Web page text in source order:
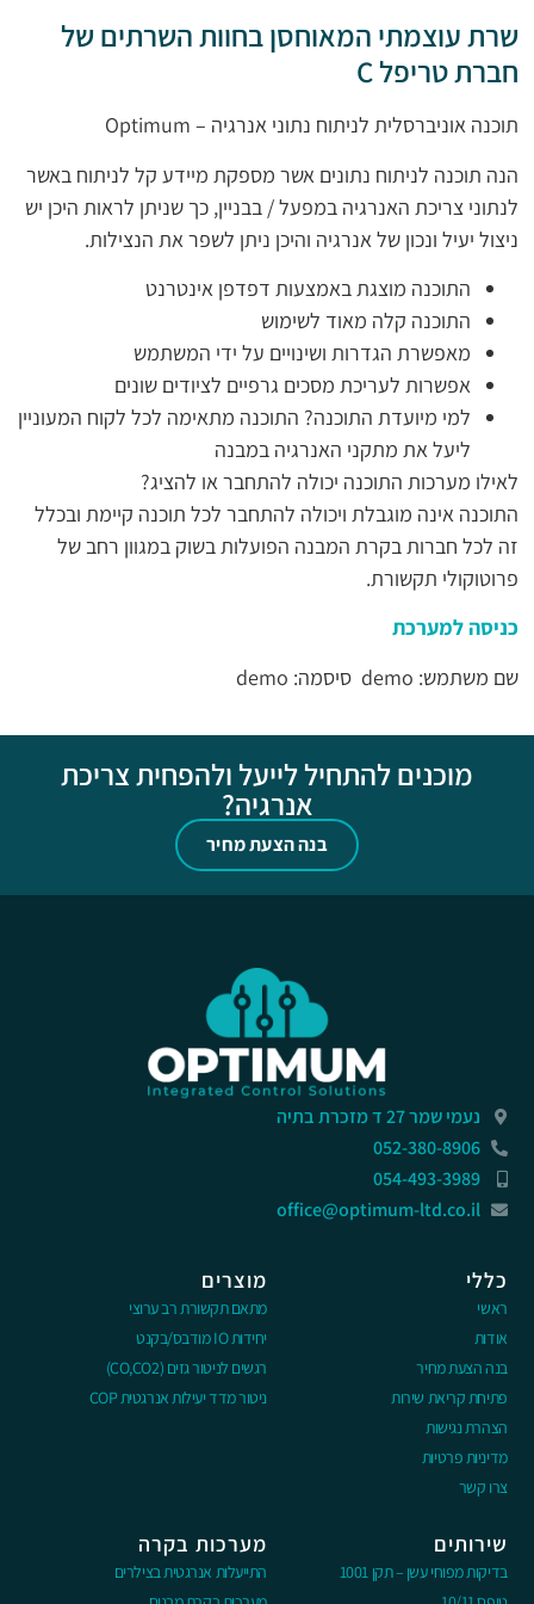
שרת עוצמתי המאוחסן בחוות השרתים של
חברת טריפל C
תוכנה אוניברסלית לניתוח נתוני אנרגיה – Optimum
הנה תוכנה לניתוח נתונים אשר מספקת מיידע קל לניתוח באשר
לנתוני צריכת האנרגיה במפעל / בבניין, כך שניתן לראות היכן יש
ניצול יעיל ונכון של אנרגיה והיכן ניתן לשפר את הנצילות.
התוכנה מוצגת באמצעות דפדפן אינטרנט
התוכנה קלה מאוד לשימוש
מאפשרת הגדרות ושינויים על ידי המשתמש
אפשרות לעריכת מסכים גרפיים לציודים שונים
למי מיועדת התוכנה? התוכנה מתאימה לכל לקוח המעוניין
ליעל את מתקני האנרגיה במבנה
לאילו מערכות התוכנה יכולה להתחבר או להציג?
התוכנה אינה מוגבלת ויכולה להתחבר לכל תוכנה קיימת ובכלל
זה לכל חברות בקרת המבנה הפועלות בשוק במגוון רחב של
פרוטוקולי תקשורת.
כניסה למערכת
שם משתמש: demo סיסמה: demo
מוכנים להתחיל לייעל ולהפחית צריכת
אנרגיה?
בנה הצעת מחיר
נעמי שמר 27 ד מזכרת בתיה
052-380-8906
054-493-3989
office@optimum-ltd.co.il
כללי
ראשי
אודות
בנה הצעת מחיר
פתיחת קריאת שירות
הצהרת נגישות
מדיניות פרטיות
צרו קשר
מוצרים
מתאם תקשורת רב ערוצי
יחידות IO מודבס/בקנט
רגשים לניטור גזים (CO,CO2)
ניטור מדד יעילות אנרגטית COP
שירותים
בדיקות מפוחי עשן – תקן 1001
מערכות בקרה
התייעלות אנרגטית בצילרים